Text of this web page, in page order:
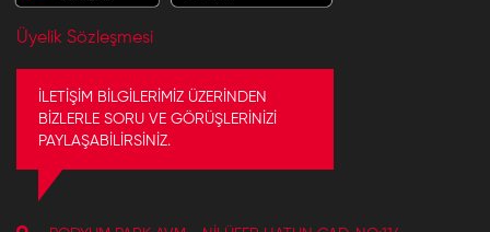
Üyelik Sözleşmesi
İLETİŞİM BİLGİLERİMİZ ÜZERİNDEN
BİZLERLE SORU VE GÖRÜŞLERİNİZİ
PAYLAŞABİLİRSİNİZ.